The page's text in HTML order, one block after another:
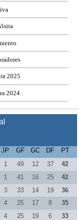
2025
2024
JP GF GC DF
PT
1 49 12 37
42
1 41 16 25
42
3 33 14 19
36
4 25 17 8
35
4 25 19 6
33